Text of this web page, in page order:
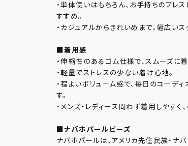
・単体使いはもちろん、お手持ちのブレ
すすめ。
・カジュアルからきれいめまで、幅広いス
■着用感
・伸縮性のあるゴム仕様で、スムーズに着
・軽量でストレスの少ない着け心地。
・程よいボリューム感で、毎日のコーデ
す。
・メンズ・レディース問わず着用しやすく
■ナバホパールビーズ
ナバホパールは、アメリカ先住民族・ナ